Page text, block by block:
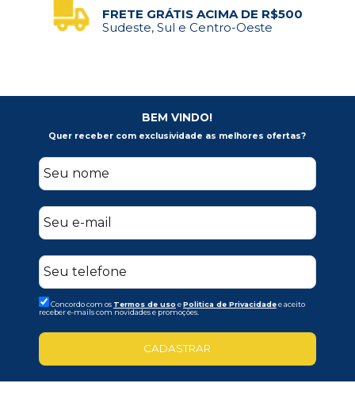
FRETE GRÁTIS ACIMA DE R$500
Sudeste, Sul e Centro-Oeste
BEM VINDO!
Quer receber com exclusividade as melhores ofertas?
Concordo com os Termos de uso ePolitica de Privacidadee aceito
receber e-mails com novidades e promoções.
CADASTRAR